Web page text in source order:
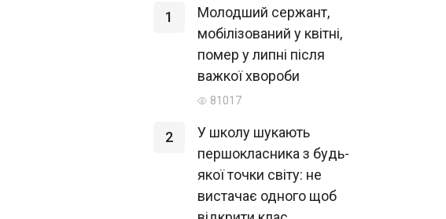
1
Молодший сержант,
мобілізований у квітні,
помер у липні після
важкої хвороби
81017
2
У школу шукають
першокласника з будь-
якої точки світу: не
вистачає одного щоб